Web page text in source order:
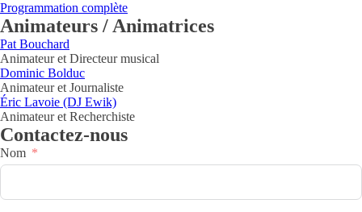
Programmation complète
Animateurs / Animatrices
Pat Bouchard
Animateur et Directeur musical
Dominic Bolduc
Animateur et Journaliste
Éric Lavoie (DJ Ewik)
Animateur et Recherchiste
Contactez-nous
Nom